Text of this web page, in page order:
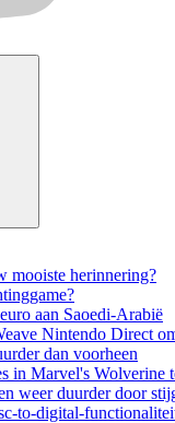
mooiste herinnering?
aan Saoedi-Arabië
Nintendo Direct
dan voorheen
in Marvel's Wolverine
weer duurder door
to-digital-